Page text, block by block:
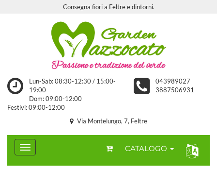
Consegna fiori a Feltre e dintorni.
Lun-Sab: 08:30-12:30 / 15:00-
19:00
Dom: 09:00-12:00
Festivi: 09:00-12:00
043989027
3887506931
Via Montelungo, 7, Feltre
CATALOGO